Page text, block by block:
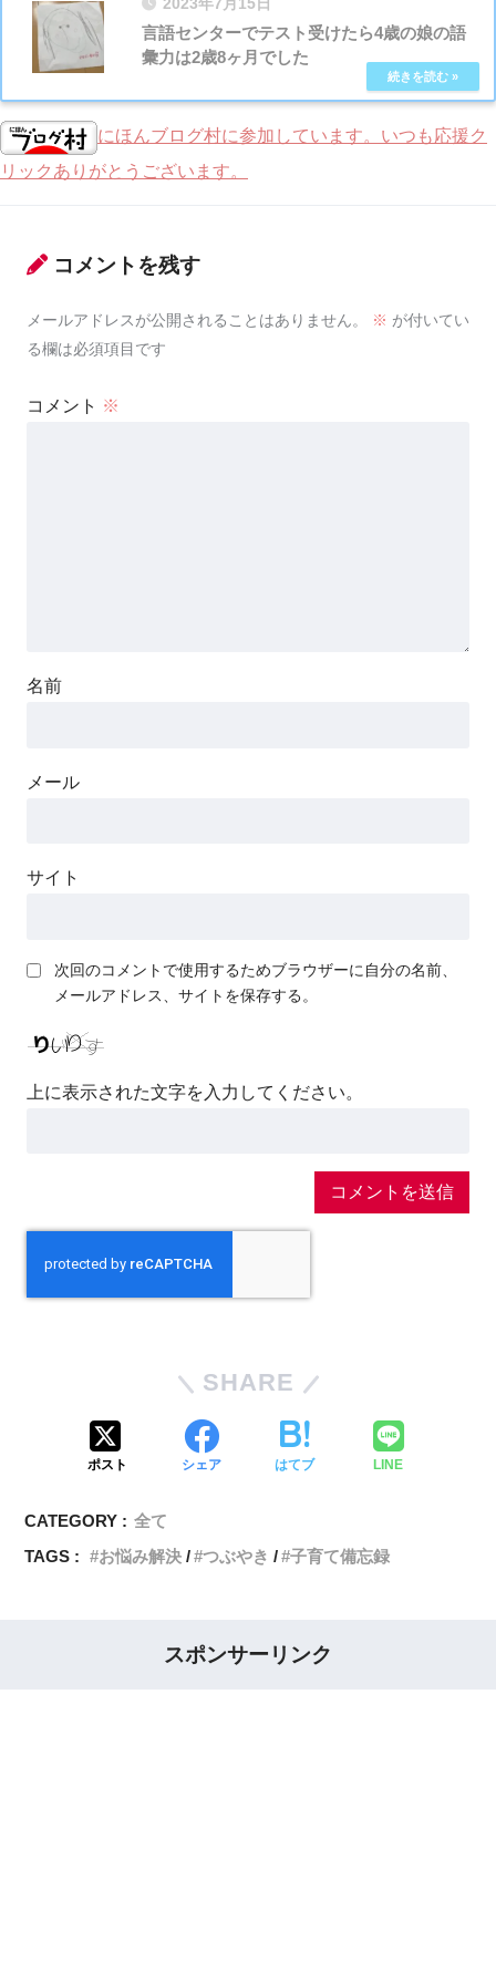
2023年7月15日
言語センターでテスト受けたら4歳の娘の語
彙力は2歳8ヶ月でした
にほんブログ村に参加しています。いつも応援ク
リックありがとうございます。
コメントを残す
メールアドレスが公開されることはありません。 ※ が付いてい
る欄は必須項目です
コメント ※
名前
メール
サイト
次回のコメントで使用するためブラウザーに自分の名前、
メールアドレス、サイトを保存する。
上に表示された文字を入力してください。
SHARE
ポスト シェア はてブ LINE
CATEGORY : 全て
TAGS :
お悩み解決 つぶやき 子育て備忘録
スポンサーリンク